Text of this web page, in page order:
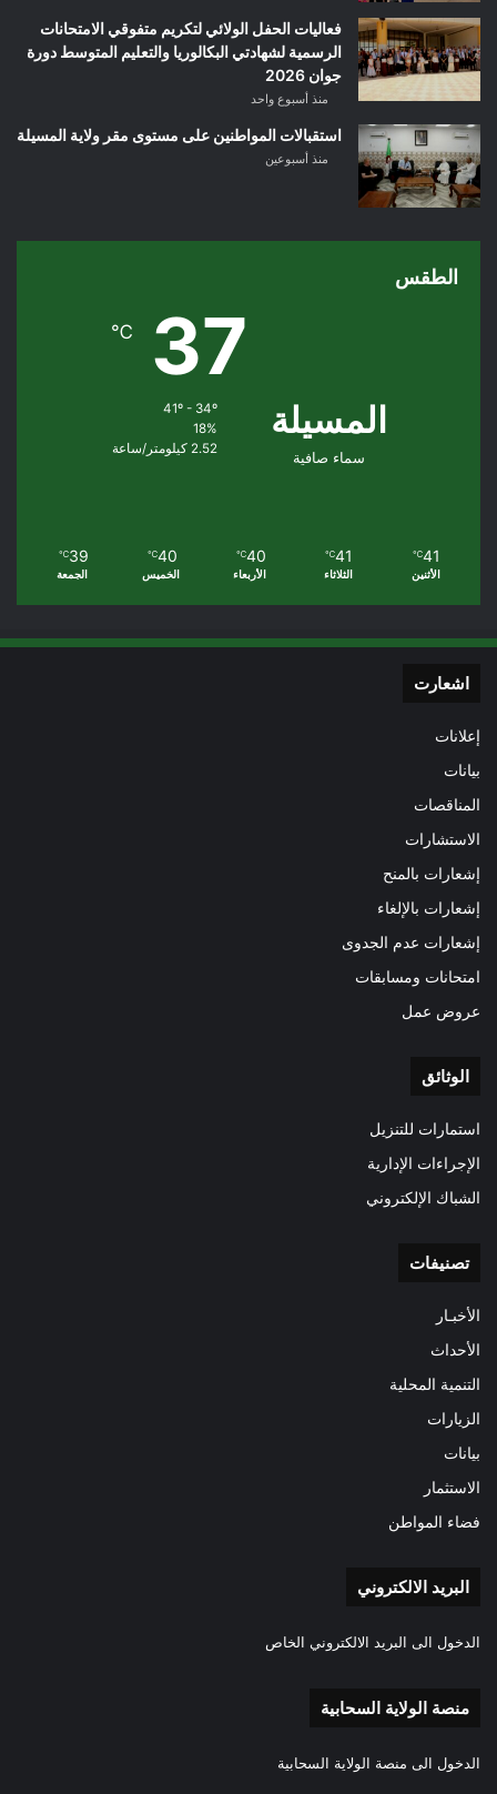
فعاليات الحفل الولائي لتكريم متفوقي الامتحانات
الرسمية لشهادتي البكالوريا والتعليم المتوسط دورة
جوان 2026
منذ أسبوع واحد
استقبالات المواطنين على مستوى مقر ولاية المسيلة
منذ أسبوعين
الطقس
المسيلة
سماء صافية
37
℃
41º - 34º
18%
2.52 كيلومتر/ساعة
41
℃
الأثنين
41
℃
الثلاثاء
40
℃
الأربعاء
40
℃
الخميس
39
℃
الجمعة
اشعارت
إعلانات
بيانات
المناقصات
الاستشارات
إشعارات بالمنح
إشعارات بالإلغاء
إشعارات عدم الجدوى
امتحانات ومسابقات
عروض عمل
الوثائق
استمارات للتنزيل
الإجراءات الإدارية
الشباك الإلكتروني
تصنيفات
الأخبـار
الأحداث
التنمية المحلية
الزيارات
بيانات
الاستثمار
فضاء المواطن
البريد الالكتروني
الدخول الى البريد الالكتروني الخاص
منصة الولاية السحابية
الدخول الى منصة الولاية السحابية